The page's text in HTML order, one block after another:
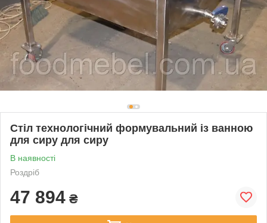
Стіл технологічний формувальний із ванною
для сиру для сиру
В наявності
Роздріб
47 894 ₴